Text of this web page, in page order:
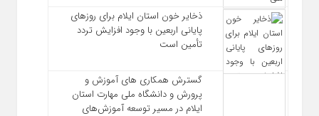
ذخایر خون استان ایلام برای روزهای
پایانی اربعین با وجود افزایش تردد
تأمین است
گسترش همکاری‌ های آموزش و
پرورش و دانشگاه ملی مهارت استان
ایلام در مسیر توسعه آموزش‌های